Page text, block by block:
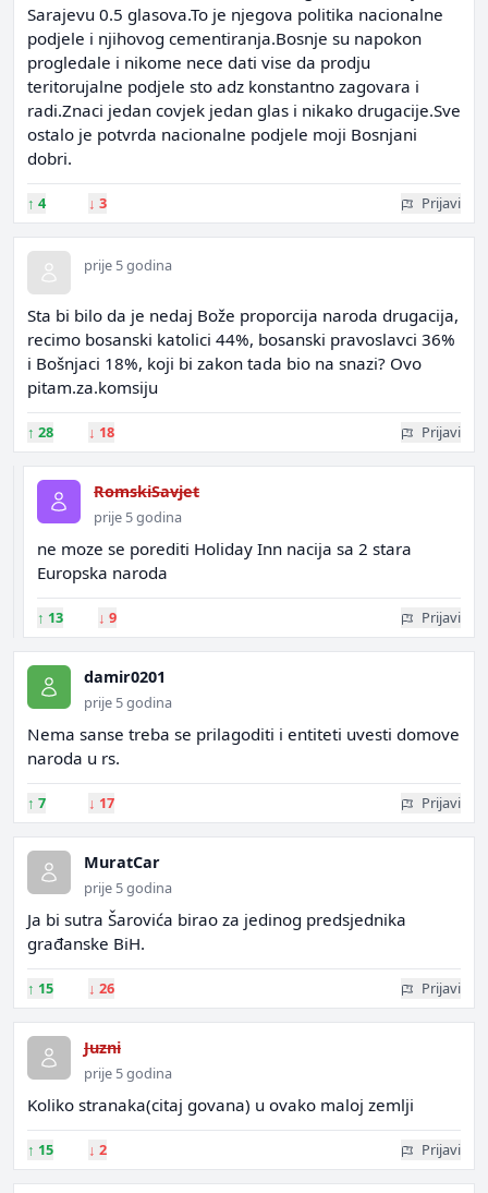
Sarajevu 0.5 glasova.To je njegova politika nacionalne
podjele i njihovog cementiranja.Bosnje su napokon
progledale i nikome nece dati vise da prodju
teritorujalne podjele sto adz konstantno zagovara i
radi.Znaci jedan covjek jedan glas i nikako drugacije.Sve
ostalo je potvrda nacionalne podjele moji Bosnjani
dobri.
↑ 4 ↓ 3 Prijavi
prije 5 godina
Sta bi bilo da je nedaj Bože proporcija naroda drugacija,
recimo bosanski katolici 44%, bosanski pravoslavci 36%
i Bošnjaci 18%, koji bi zakon tada bio na snazi? Ovo
pitam.za.komsiju
↑ 28 ↓ 18 Prijavi
RomskiSavjet
prije 5 godina
ne moze se porediti Holiday Inn nacija sa 2 stara
Europska naroda
↑ 13 ↓ 9 Prijavi
damir0201
prije 5 godina
Nema sanse treba se prilagoditi i entiteti uvesti domove
naroda u rs.
↑ 7 ↓ 17 Prijavi
MuratCar
prije 5 godina
Ja bi sutra Šarovića birao za jedinog predsjednika
građanske BiH.
↑ 15 ↓ 26 Prijavi
Juzni
prije 5 godina
Koliko stranaka(citaj govana) u ovako maloj zemlji
↑ 15 ↓ 2 Prijavi